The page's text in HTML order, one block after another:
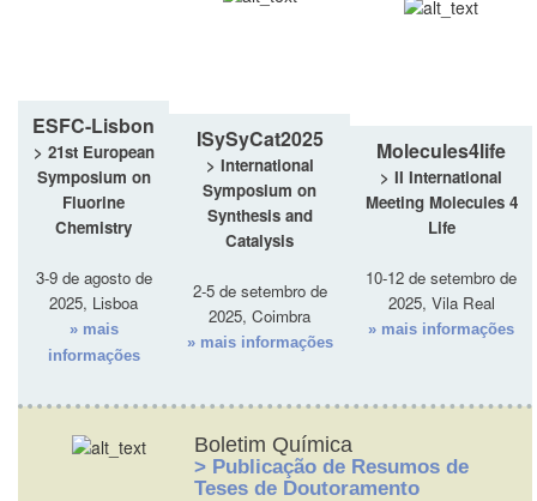
ESFC-Lisbon
> 21st European
Symposium on
Fluorine
Chemistry
3-9 de agosto de
2025, Lisboa
» mais
informações
ISySyCat2025
> International
Symposium on
Synthesis and
Catalysis
2-5 de setembro de
2025, Coimbra
» mais informações
Molecules4life
> II International
Meeting Molecules 4
Life
10-12 de setembro de
2025, Vila Real
» mais informações
Boletim Química
> Publicação de Resumos de
Teses de Doutoramento